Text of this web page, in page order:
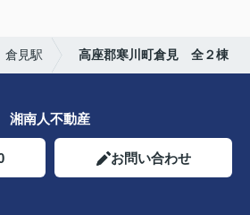
倉見駅 高座郡寒川町倉見 全２棟
湘南人不動産
お問い合わせ